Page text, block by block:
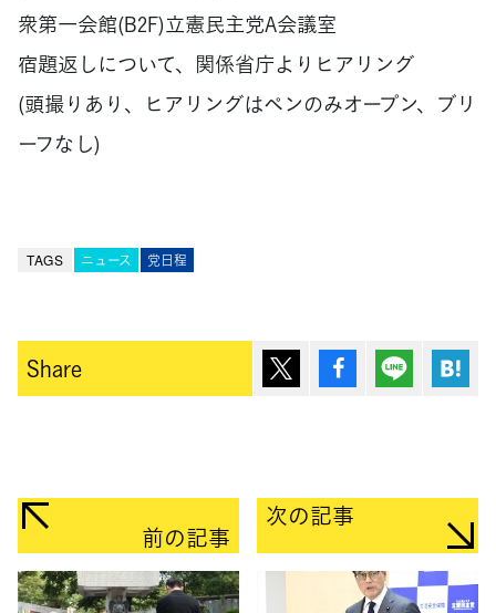
衆第一会館(B2F)立憲民主党A会議室
宿題返しについて、関係省庁よりヒアリング
(頭撮りあり、ヒアリングはペンのみオープン、ブリ
ーフなし)
TAGS ニュース 党日程
Share ポスト シェア Lineで送
前の記事
次の記事